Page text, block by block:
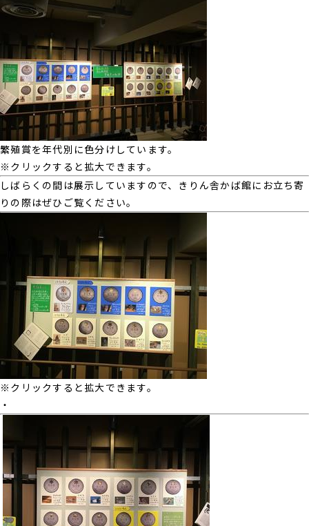
繁殖賞を年代別に色分けしています。
※クリックすると拡大できます。
しばらくの間は展示していますので、きりん舎かば館にお立ち寄
りの際はぜひご覧ください。
※クリックすると拡大できます。
・